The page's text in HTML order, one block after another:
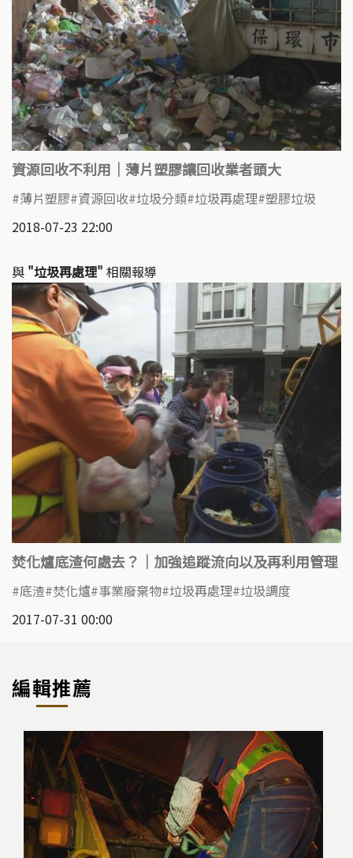
資源回收不利用｜薄片塑膠讓回收業者頭大
薄片塑膠 資源回收 垃圾分類 垃圾再處理 塑膠垃圾
2018-07-23 22:00
與 "垃圾再處理" 相關報導
焚化爐底渣何處去？｜加強追蹤流向以及再利用管理
底渣 焚化爐 事業廢棄物 垃圾再處理 垃圾調度
2017-07-31 00:00
編輯推薦